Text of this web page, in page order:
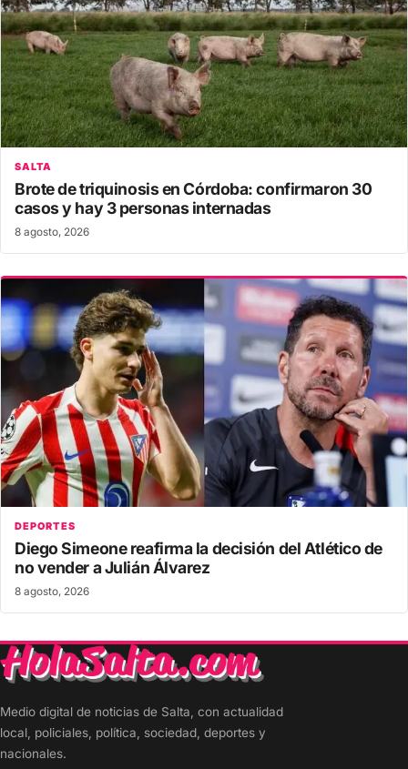
SALTA
Brote de triquinosis en Córdoba: confirmaron 30
casos y hay 3 personas internadas
8 agosto, 2026
DEPORTES
Diego Simeone reafirma la decisión del Atlético de
no vender a Julián Álvarez
8 agosto, 2026
Medio digital de noticias de Salta, con actualidad
local, policiales, política, sociedad, deportes y
nacionales.